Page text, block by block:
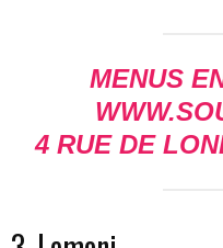
MENUS
4 RUE DE